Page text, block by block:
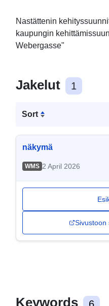
Nastättenin
kaupungin
Webergasse"
Jakelut 1
Sort
näkymä
WMS 2 April 2026
Sivustoon
Keywords